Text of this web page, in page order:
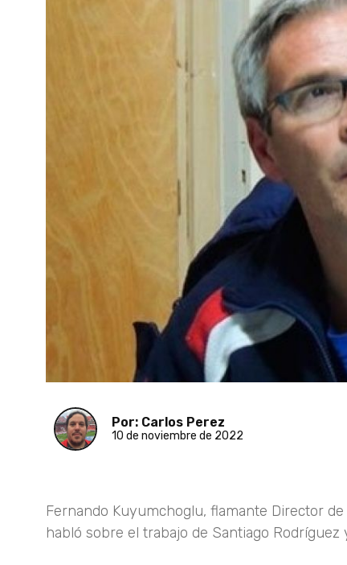
Por: Carlos Perez
10 de noviembre de 2022
Fernando Kuyumchoglu, flamante Director
habló sobre el trabajo de Santiago